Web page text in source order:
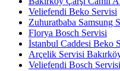
Veliefendi Beko Servisi
Zuhuratbaba Samsung
Florya Bosch Servisi
İstanbul Caddesi Beko
Arçelik Servisi
Veliefendi Bosch Servisi